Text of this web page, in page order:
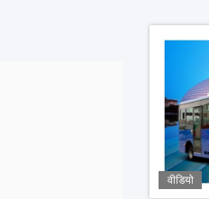
वीडियो